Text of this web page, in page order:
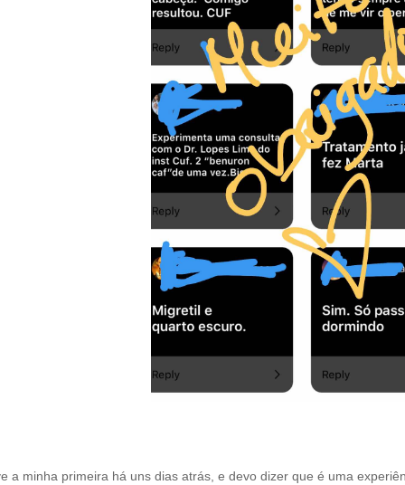
a minha primeira há uns dias atrás, e devo dizer que é uma